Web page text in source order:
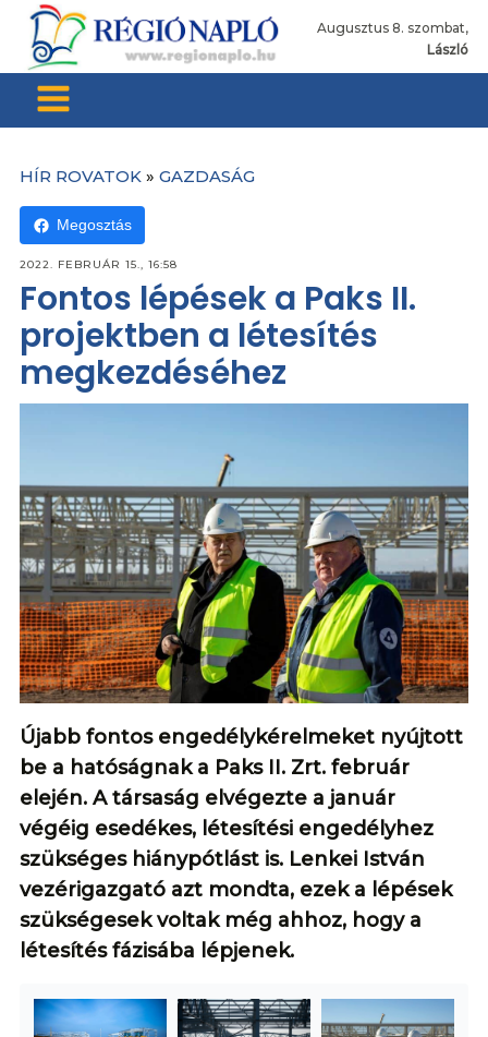
Augusztus 8. szombat,
László
HÍR ROVATOK » GAZDASÁG
Megosztás
2022. FEBRUÁR 15., 16:58
Fontos lépések a Paks II.
projektben a létesítés
megkezdéséhez
Újabb fontos engedélykérelmeket nyújtott
be a hatóságnak a Paks II. Zrt. február
elején. A társaság elvégezte a január
végéig esedékes, létesítési engedélyhez
szükséges hiánypótlást is. Lenkei István
vezérigazgató azt mondta, ezek a lépések
szükségesek voltak még ahhoz, hogy a
létesítés fázisába lépjenek.